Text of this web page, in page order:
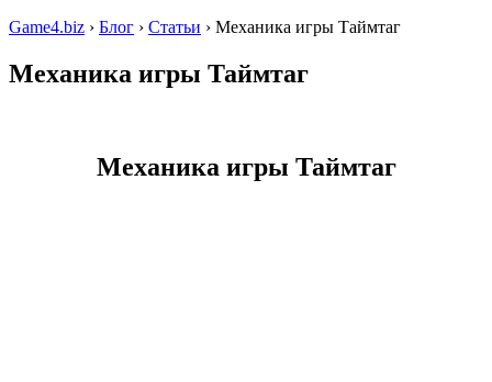
Game4.biz › Блог › Статьи › Механика игры Таймтаг
Механика игры Таймтаг
Механика игры Таймтаг